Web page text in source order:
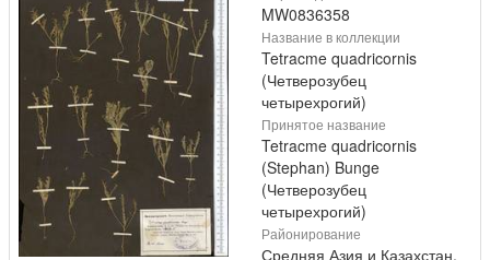
MW0836358
Название в коллекции
Tetracme quadricornis
(Четверозубец
четырехрогий)
Принятое название
Tetracme quadricornis
(Stephan) Bunge
(Четверозубец
четырехрогий)
Районирование
Средняя Азия и Казахстан,